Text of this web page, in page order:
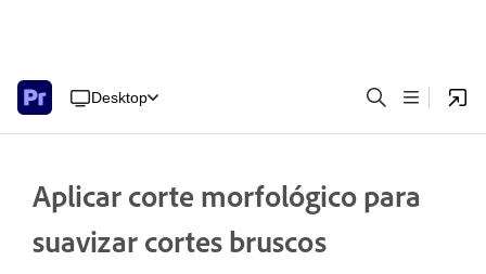
Desktop
Aplicar corte morfológico para
suavizar cortes bruscos